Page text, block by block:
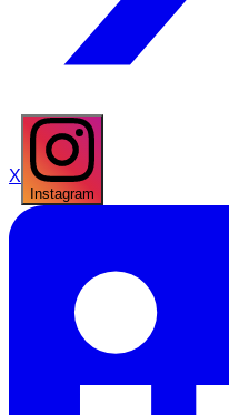
X
Instagram